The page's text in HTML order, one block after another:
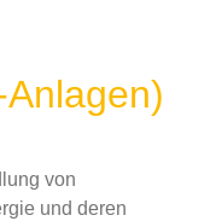
von
und deren